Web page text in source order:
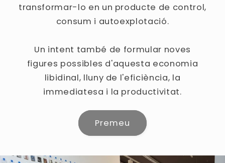
transformar-lo en un producte de control,
consum i autoexplotació.
Un intent també de formular noves
figures possibles d'aquesta economia
libidinal, lluny de l'eficiència, la
immediatesa i la productivitat.
Premeu